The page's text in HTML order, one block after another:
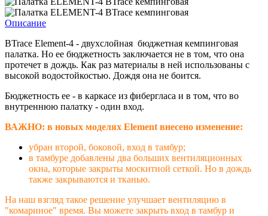
Описание
BTrace Elеment-4 - двухслойная бюджетная кемпинговая
палатка. Но ее бюджетность заключается не в том, что она
протечет в дождь. Как раз материалы в ней использованы с
высокой водостойкостью. Дождя она не боится.
Бюджетность ее - в каркасе из фибергласа и в том, что во
внутреннюю палатку - один вход.
ВАЖНО: в новых моделях Elеment внесено изменение:
убран второй, боковой, вход в тамбур;
в тамбуре добавлены два больших вентиляционных
окна, которые закрыты москитной сеткой. Но в дождь
также закрываются и тканью.
На наш взгляд такое решение улучшает вентиляцию в
"комариное" время. Вы можете закрыть вход в тамбур и